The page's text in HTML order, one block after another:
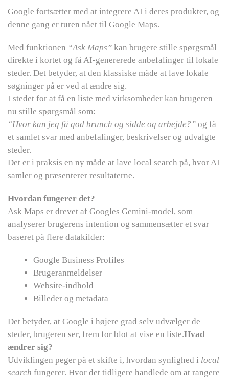
Google fortsætter med at integrere AI i deres produkter, og
denne gang er turen nået til Google Maps.
Med funktionen “Ask Maps” kan brugere stille spørgsmål
direkte i kortet og få AI-genererede anbefalinger til lokale
steder. Det betyder, at den klassiske måde at lave lokale
søgninger på er ved at ændre sig.
I stedet for at få en liste med virksomheder kan brugeren
nu stille spørgsmål som:
“Hvor kan jeg få god brunch og sidde og arbejde?” og få
et samlet svar med anbefalinger, beskrivelser og udvalgte
steder.
Det er i praksis en ny måde at lave local search på, hvor AI
samler og præsenterer resultaterne.
Hvordan fungerer det?
Ask Maps er drevet af Googles Gemini-model, som
analyserer brugerens intention og sammensætter et svar
baseret på flere datakilder:
Google Business Profiles
Brugeranmeldelser
Website-indhold
Billeder og metadata
Det betyder, at Google i højere grad selv udvælger de
steder, brugeren ser, frem for blot at vise en liste.Hvad
ændrer sig?
Udviklingen peger på et skifte i, hvordan synlighed i local
search fungerer. Hvor det tidligere handlede om at rangere